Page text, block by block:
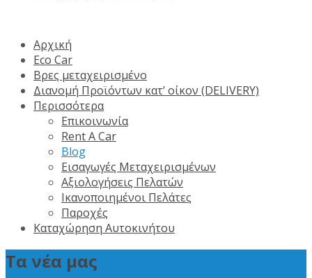
Αρχική
Eco Car
Βρες μεταχειρισμένο
Διανομή Προϊόντων κατ’ οίκον (DELIVERY)
Περισσότερα
Επικοινωνία
Rent A Car
Blog
Εισαγωγές Μεταχειρισμένων
Αξιολογήσεις Πελατών
Ικανοποιημένοι Πελάτες
Παροχές
Καταχώρηση Αυτοκινήτου
Τα νέα μας